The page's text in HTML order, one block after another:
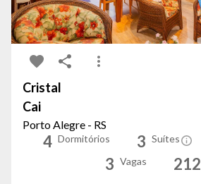
Cristal
Cai
Porto Alegre - RS
4 Dormitórios 3 Suítes
3 Vagas 212